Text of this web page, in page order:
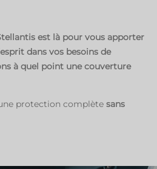
est là pour vous apporter
dans vos besoins de
à quel point une couverture
protection complète sans